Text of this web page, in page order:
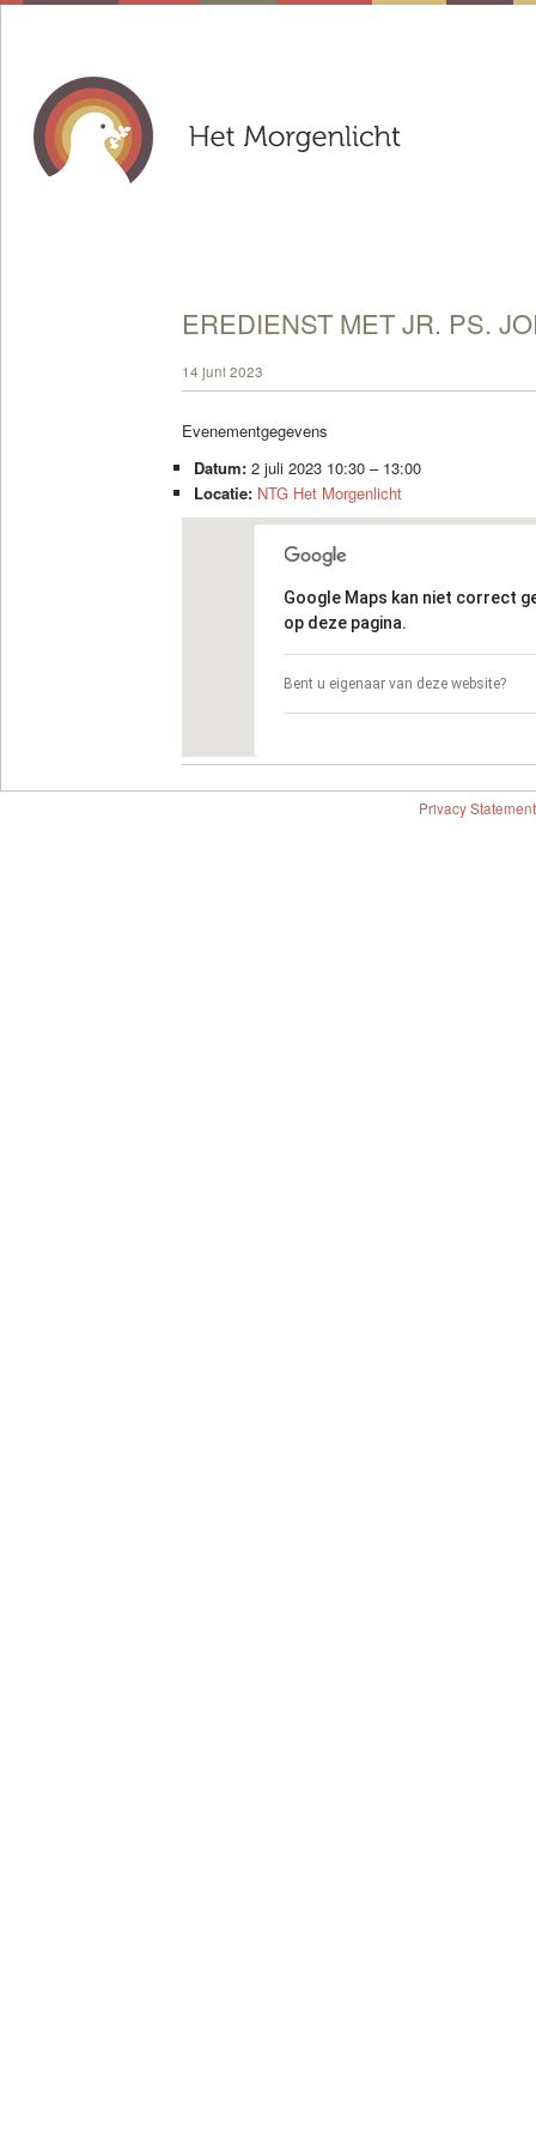
EREDIENST MET JR. PS.
14 juni 2023
Evenementgegevens
Datum: 2 juli 2023 10:30– 13:00
Locatie: NTG Het Morgenlicht
Google Maps kan niet correct
op deze pagina.
Bent u eigenaar van deze website?
Privacy Statement